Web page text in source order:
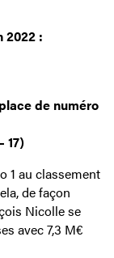
2022 :
de numéro
17)
1 au classement
de façon
Nicolle se
avec 7,3 M€